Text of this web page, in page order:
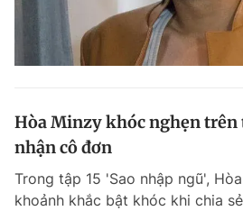
Hòa Minzy khóc nghẹn
nhận cô đơn
Trong tập 15 'Sao nhập ngũ',
khoảnh khắc bật khóc khi chia